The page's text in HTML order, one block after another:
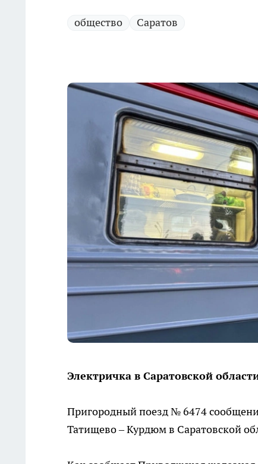
общество Саратов
Электричка в Саратовской
Пригородный поезд № 6474
Татищево – Курдюм в Саратовской